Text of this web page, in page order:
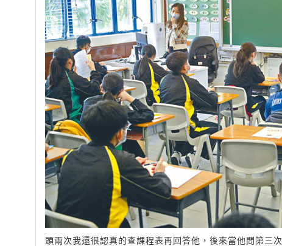
頭兩次我還很認真的查課程表再回答他，後來當他問第三